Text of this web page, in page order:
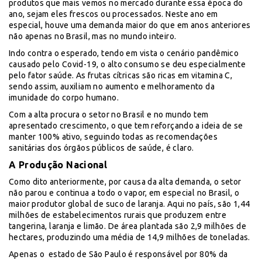
produtos que mais vemos no mercado durante essa época do
ano, sejam eles frescos ou processados. Neste ano em
especial, houve uma demanda maior do que em anos anteriores
não apenas no Brasil, mas no mundo inteiro.
Indo contra o esperado, tendo em vista o cenário pandêmico
causado pelo Covid-19, o alto consumo se deu especialmente
pelo fator saúde. As frutas cítricas são ricas em vitamina C,
sendo assim, auxiliam no aumento e melhoramento da
imunidade do corpo humano.
Com a alta procura o setor no Brasil e no mundo tem
apresentado crescimento, o que tem reforçando a ideia de se
manter 100% ativo, seguindo todas as recomendações
sanitárias dos órgãos públicos de saúde, é claro.
A Produção Nacional
Como dito anteriormente, por causa da alta demanda, o setor
não parou e continua a todo o vapor, em especial no Brasil, o
maior produtor global de suco de laranja. Aqui no país, são 1,44
milhões de estabelecimentos rurais que produzem entre
tangerina, laranja e limão. De área plantada são 2,9 milhões de
hectares, produzindo uma média de 14,9 milhões de toneladas.
Apenas o estado de São Paulo é responsável por 80% da